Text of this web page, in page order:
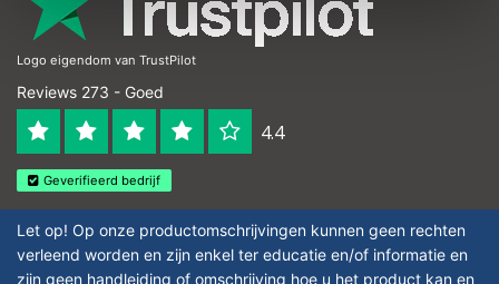
Logo eigendom van TrustPilot
Reviews 273 - Goed
4.4
Geverifieerd bedrijf
Let op! Op onze productomschrijvingen kunnen geen rechten
verleend worden en zijn enkel ter educatie en/of informatie en
zijn geen handleiding of omschrijving hoe u het product kan en